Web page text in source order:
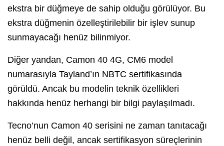
ekstra bir düğmeye de sahip olduğu görülüyor. Bu
ekstra düğmenin özelleştirilebilir bir işlev sunup
sunmayacağı henüz bilinmiyor.
Diğer yandan, Camon 40 4G, CM6 model
numarasıyla Tayland’ın NBTC sertifikasında
görüldü. Ancak bu modelin teknik özellikleri
hakkında henüz herhangi bir bilgi paylaşılmadı.
Tecno’nun Camon 40 serisini ne zaman tanıtacağı
henüz belli değil, ancak sertifikasyon süreçlerinin